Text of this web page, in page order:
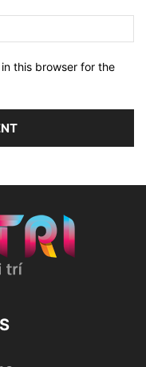
this browser for the